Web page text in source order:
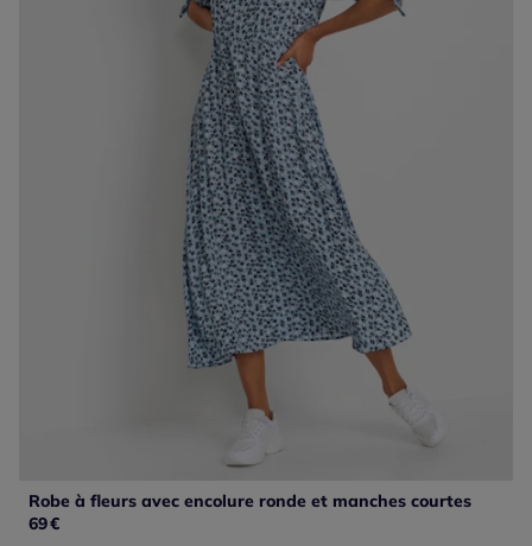
Robe à fleurs avec encolure ronde et manches courtes
69€